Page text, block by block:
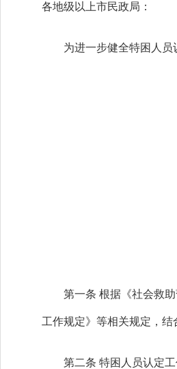
各地级以上市民政局：
为进一步健全特困人员认
第一条 根据《社会救助
工作规定》等相关规定，结
第二条 特困人员认定工